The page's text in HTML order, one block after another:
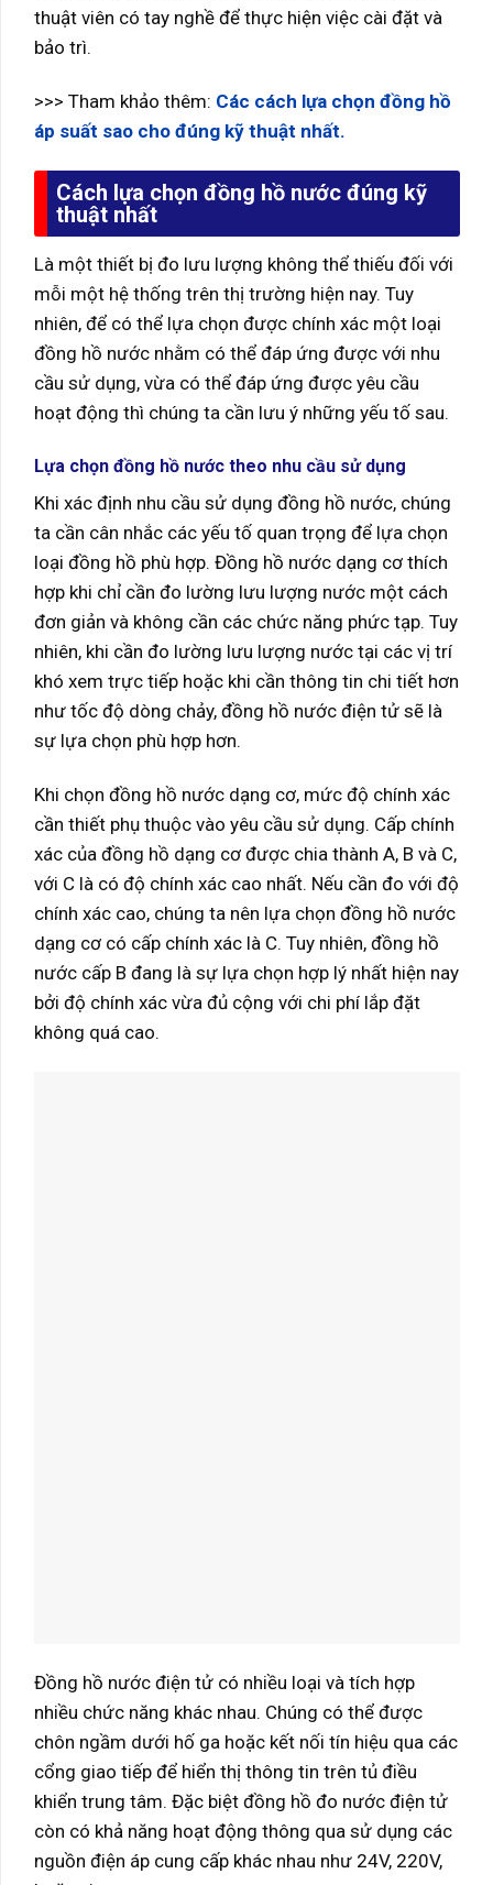
thuật viên có tay nghề để thực hiện việc cài đặt và
bảo trì.
>>> Tham khảo thêm: Các cách lựa chọn đồng hồ
áp suất sao cho đúng kỹ thuật nhất.
Cách lựa chọn đồng hồ nước đúng kỹ
thuật nhất
Là một thiết bị đo lưu lượng không thể thiếu đối với
mỗi một hệ thống trên thị trường hiện nay. Tuy
nhiên, để có thể lựa chọn được chính xác một loại
đồng hồ nước nhằm có thể đáp ứng được với nhu
cầu sử dụng, vừa có thể đáp ứng được yêu cầu
hoạt động thì chúng ta cần lưu ý những yếu tố sau.
Lựa chọn đồng hồ nước theo nhu cầu sử dụng
Khi xác định nhu cầu sử dụng đồng hồ nước, chúng
ta cần cân nhắc các yếu tố quan trọng để lựa chọn
loại đồng hồ phù hợp. Đồng hồ nước dạng cơ thích
hợp khi chỉ cần đo lường lưu lượng nước một cách
đơn giản và không cần các chức năng phức tạp. Tuy
nhiên, khi cần đo lường lưu lượng nước tại các vị trí
khó xem trực tiếp hoặc khi cần thông tin chi tiết hơn
như tốc độ dòng chảy, đồng hồ nước điện tử sẽ là
sự lựa chọn phù hợp hơn.
Khi chọn đồng hồ nước dạng cơ, mức độ chính xác
cần thiết phụ thuộc vào yêu cầu sử dụng. Cấp chính
xác của đồng hồ dạng cơ được chia thành A, B và C,
với C là có độ chính xác cao nhất. Nếu cần đo với độ
chính xác cao, chúng ta nên lựa chọn đồng hồ nước
dạng cơ có cấp chính xác là C. Tuy nhiên, đồng hồ
nước cấp B đang là sự lựa chọn hợp lý nhất hiện nay
bởi độ chính xác vừa đủ cộng với chi phí lắp đặt
không quá cao.
Đồng hồ nước điện tử có nhiều loại và tích hợp
nhiều chức năng khác nhau. Chúng có thể được
chôn ngầm dưới hố ga hoặc kết nối tín hiệu qua các
cổng giao tiếp để hiển thị thông tin trên tủ điều
khiển trung tâm. Đặc biệt đồng hồ đo nước điện tử
còn có khả năng hoạt động thông qua sử dụng các
nguồn điện áp cung cấp khác nhau như 24V, 220V,